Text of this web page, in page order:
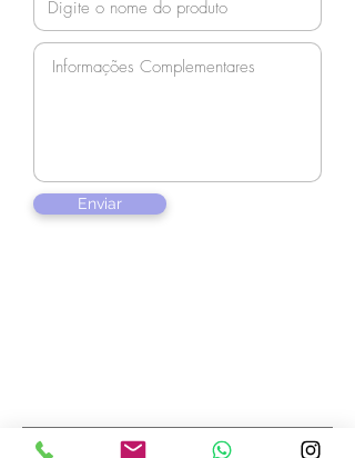
Enviar